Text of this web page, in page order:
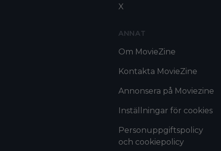
X
ANNAT
Om MovieZine
Kontakta MovieZine
Annonsera på Moviezine
Inställningar för cookies
Personuppgiftspolicy
och cookiepolicy